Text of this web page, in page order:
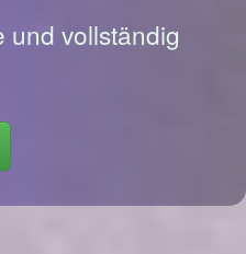
und vollständig